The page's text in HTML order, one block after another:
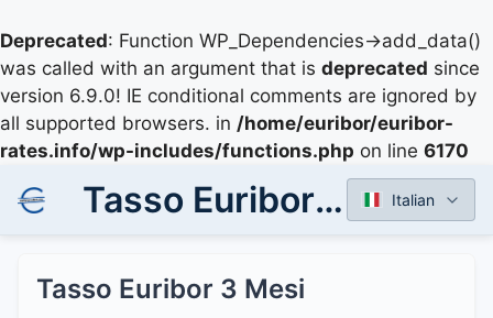
Deprecated: Function WP_Dependencies->add_data()
was called with an argument that is deprecated since
version 6.9.0! IE conditional comments are ignored by
all supported browsers. in /home/euribor/euribor-
rates.info/wp-includes/functions.php on line 6170
Tasso Euribor 3 Mesi Italian
Tasso Euribor 3 Mesi